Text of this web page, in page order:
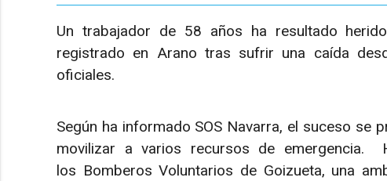
Un trabajador de 58 años ha resultado
registrado en Arano tras sufrir una caída
oficiales.
Según ha informado SOS Navarra, el suceso se
movilizar a varios recursos de emergencia.
los Bomberos Voluntarios de Goizueta, una